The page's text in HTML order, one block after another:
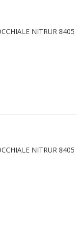
NITRUR 8405
NITRUR 8405